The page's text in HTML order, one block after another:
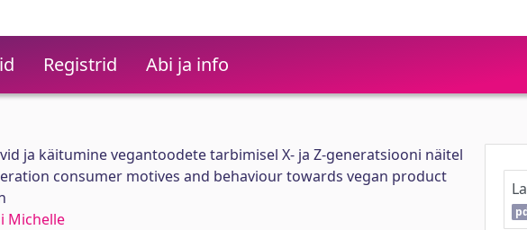
Registrid Abi ja info
ja käitumine vegantoodete tarbimisel X- ja Z-generatsiooni näitel
consumer motives and behaviour towards vegan product
Michelle